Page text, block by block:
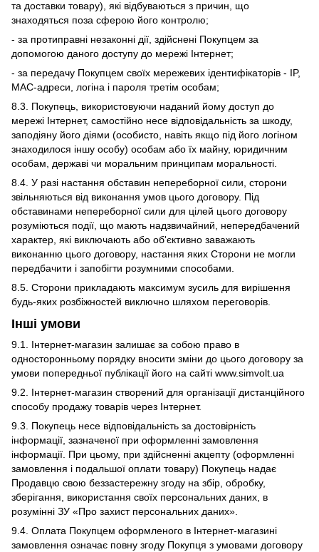
та доставки товару), які відбуваються з причин, що
знаходяться поза сферою його контролю;
- за протиправні незаконні дії, здійснені Покупцем за
допомогою даного доступу до мережі Інтернет;
- за передачу Покупцем своїх мережевих ідентифікаторів - IP,
MAC-адреси, логіна і пароля третім особам;
8.3. Покупець, використовуючи наданий йому доступ до
мережі Інтернет, самостійно несе відповідальність за шкоду,
заподіяну його діями (особисто, навіть якщо під його логіном
знаходилося іншу особу) особам або їх майну, юридичним
особам, державі чи моральним принципам моральності.
8.4. У разі настання обставин непереборної сили, сторони
звільняються від виконання умов цього договору. Під
обставинами непереборної сили для цілей цього договору
розуміються події, що мають надзвичайний, непередбачений
характер, які виключають або об'єктивно заважають
виконанню цього договору, настання яких Сторони не могли
передбачити і запобігти розумними способами.
8.5. Сторони прикладають максимум зусиль для вирішення
будь-яких розбіжностей виключно шляхом переговорів.
Інші умови
9.1. Інтернет-магазин залишає за собою право в
односторонньому порядку вносити зміни до цього договору за
умови попередньої публікації його на сайті www.simvolt.ua
9.2. Інтернет-магазин створений для організації дистанційного
способу продажу товарів через Інтернет.
9.3. Покупець несе відповідальність за достовірність
інформації, зазначеної при оформленні замовлення
інформації. При цьому, при здійсненні акцепту (оформленні
замовлення і подальшої оплати товару) Покупець надає
Продавцю свою беззастережну згоду на збір, обробку,
зберігання, використання своїх персональних даних, в
розумінні ЗУ «Про захист персональних даних».
9.4. Оплата Покупцем оформленого в Інтернет-магазині
замовлення означає повну згоду Покупця з умовами договору